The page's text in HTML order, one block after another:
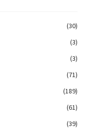
(30)
(3)
(3)
(71)
(189)
(61)
(39)